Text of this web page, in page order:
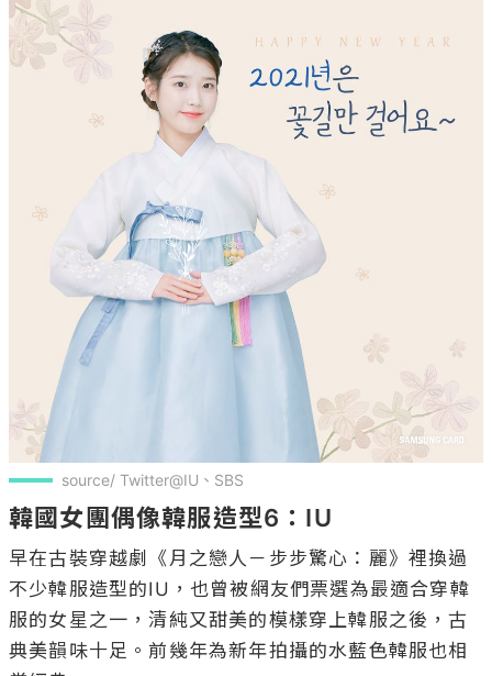
source/ Twitter@IU、SBS
韓國女團偶像韓服造型6：IU
早在古裝穿越劇《月之戀人－步步驚心：麗》裡換過
不少韓服造型的IU，也曾被網友們票選為最適合穿韓
服的女星之一，清純又甜美的模樣穿上韓服之後，古
典美韻味十足。前幾年為新年拍攝的水藍色韓服也相